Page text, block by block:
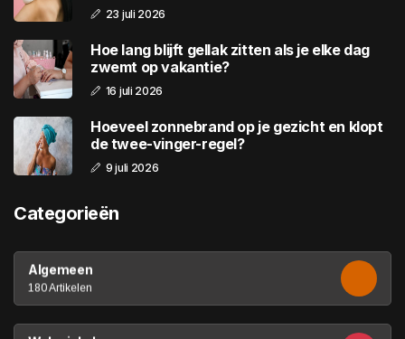
23 juli 2026
Hoe lang blijft gellak zitten als je elke dag
zwemt op vakantie?
16 juli 2026
Hoeveel zonnebrand op je gezicht en klopt
de twee-vinger-regel?
9 juli 2026
Categorieën
Algemeen
180 Artikelen